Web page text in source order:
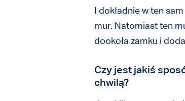
I dokładnie w ten
mur. Natomiast ten
dookoła zamku i
Czy jest jakiś
chwilą?